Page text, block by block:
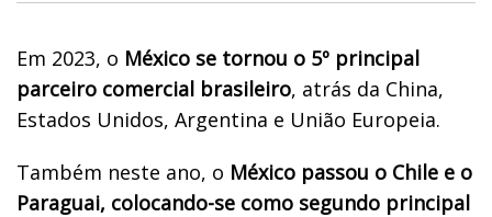
Em 2023, o México se tornou o 5º principal
parceiro comercial brasileiro, atrás da China,
Estados Unidos, Argentina e União Europeia.
Também neste ano, o México passou o Chile e o
Paraguai, colocando-se como segundo principal